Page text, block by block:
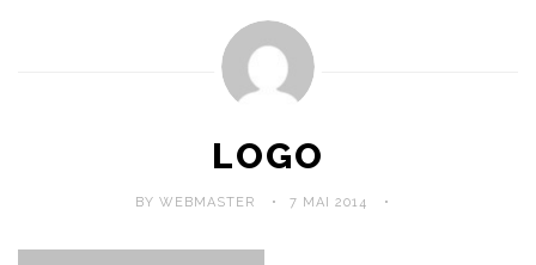
LOGO
BY WEBMASTER 7 MAI 2014